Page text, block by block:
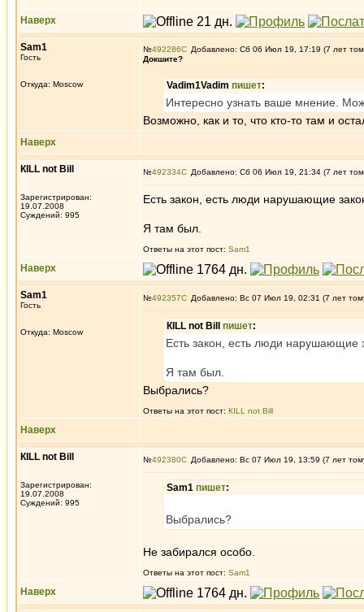
Наверх
Sam1
Гость
Откуда: Moscow
№492286
Добавлено: Сб 06 Июл 19, 17:19 (7 лет
Докшите?
Vadim1Vadim пишет:
Интересно узнать ваше мнение.
Возможно, как и то, что кто-то там и
Наверх
КILL not Вill
Зарегистрирован:
19.07.2008
Суждений: 995
№492334 Добавлено: Сб 06 Июл 19, 21:34 (7 лет
Есть закон, есть люди нарушающие
Я там был.
Ответы на этот пост: Sam1
Наверх
Sam1
Гость
Откуда: Moscow
№492357 Добавлено: Вс 07 Июл 19, 02:31 (7 лет
КILL not Вill пишет:
Есть закон, есть люди нарушающие
Я там был.
Выбрались?
Ответы на этот пост: КILL not Вill
Наверх
КILL not Вill
Зарегистрирован:
19.07.2008
Суждений: 995
№492380 Добавлено: Вс 07 Июл 19, 13:59 (7 лет
Sam1 пишет:
Выбрались?
Не забирался особо.
Ответы на этот пост: Sam1
Наверх